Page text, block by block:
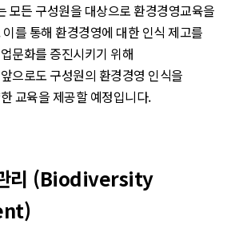
모든 구성원을 대상으로 환경경영교육을
를 통해 환경경영에 대한 인식 제고를
문화를 증진시키기 위해
으로도 구성원의 환경경영 인식을
교육을 제공할 예정입니다.
리 (Biodiversity